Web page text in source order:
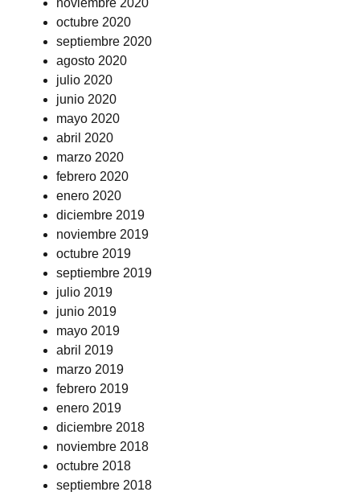
octubre 2020
septiembre 2020
agosto 2020
julio 2020
junio 2020
mayo 2020
abril 2020
marzo 2020
febrero 2020
enero 2020
diciembre 2019
noviembre 2019
octubre 2019
septiembre 2019
julio 2019
junio 2019
mayo 2019
abril 2019
marzo 2019
febrero 2019
enero 2019
diciembre 2018
noviembre 2018
octubre 2018
septiembre 2018